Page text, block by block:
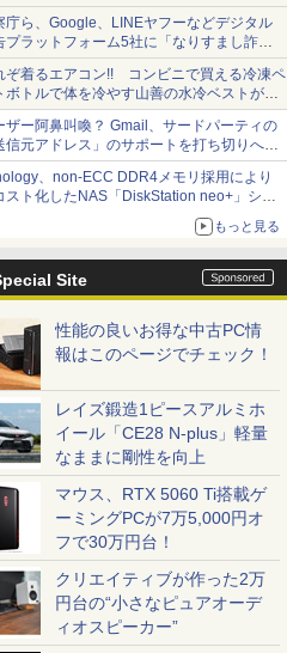
ーウェイ」発売 iPadにも紙にも、持ち替
に書き込める
庁ら、Google、LINEヤフーなどデジタル
プラットフォーム5社に「なりすまし詐欺
」対策強化を要請 著名人の写真や映像を
た投資詐欺などへの対策として
ぞ着るエアコン!! コンビニで買える冷凍ペ
ボトルで体を冷やす山善の水冷ベストがロ
バイクにちょうどいい【ぼっち・ざ・ろー
その14】【空いた時間でなにしてる？】
ザー阿鼻叫喚？ Gmail、サードパーティの
信元アドレス」のサポートを打ち切りへ
じうまWatch】
、non-ECC DDR4メモリ採用により
スト化したNAS「DiskStation neo+」シリ
予算を抑えて導入でき、ECCメモリへの
もっと見る
Site
性能の良いお得な中古PC情
報はこのページでチェック！
レイズ鍛造1ピースアルミホ
イール「CE28 N-plus」軽量
なままに剛性を向上
マウス、RTX 5060 Ti搭載ゲ
ーミングPCが7万5,000円オ
フで30万円台！
クリエイティブが作った2万
円台の“小さなピュアオーデ
ィオスピーカー”